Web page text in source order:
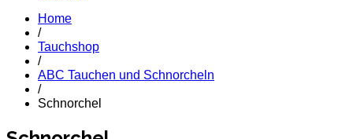
Home
/
Tauchshop
/
ABC Tauchen und Schnorcheln
/
Schnorchel